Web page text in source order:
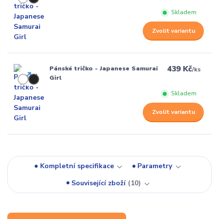
Skladem
Zvolit variantu
Pánské tričko - Japanese Samurai
Girl
439 Kč/ks
Skladem
Zvolit variantu
Kompletní specifikace
Parametry
Související zboží
10